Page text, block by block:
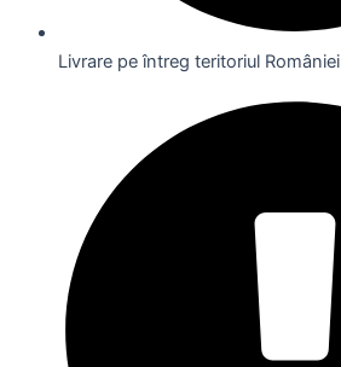
Livrare pe întreg teritoriul României